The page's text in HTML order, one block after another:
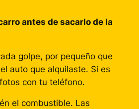
antes de sacarlo de la
golpe, por pequeño que
auto que alquilaste. Si es
con tu teléfono.
el combustible. Las